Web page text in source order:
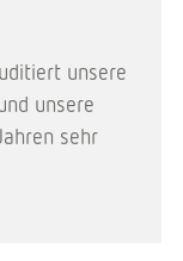
unsere
unsere
sehr